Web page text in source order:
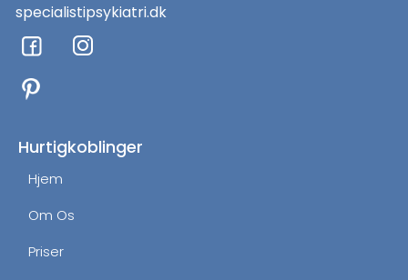
specialistipsykiatri.dk
F
a
c
e
o
k
I
n
g
Hurtigkoblinger
Hjem
Om Os
Priser